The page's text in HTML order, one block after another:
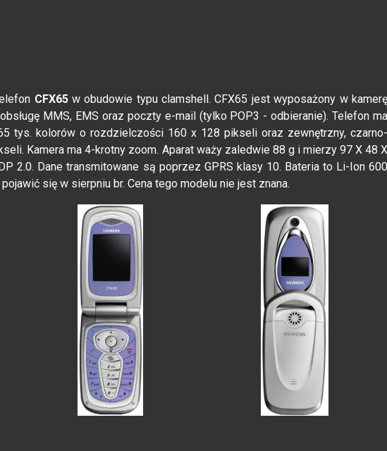
CFX65w obudowie typu clamshell. CFX65 jest wyposażony w
MMS, EMS oraz poczty e-mail (tylko POP3 - odbieranie). Telefon ma
tys. kolorów o rozdzielczości 160 x 128 pikseli oraz zewnętrzny, czarno-
Kamera ma 4-krotny zoom. Aparat waży zaledwie 88 g i mierzy 97 X 48 X
2.0. Dane transmitowane są poprzez GPRS klasy 10. Bateria to Li-Ion 600
się w sierpniu br. Cena tego modelu nie jest znana.